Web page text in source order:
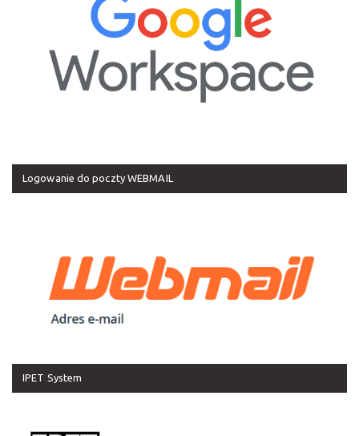
Logowanie do poczty WEBMAIL
IPET System